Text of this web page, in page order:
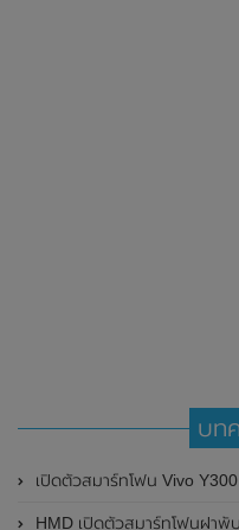
บท
เปิดตัวสมาร์ทโฟน Vivo Y300 Pro อย่างเป็นทางการแล้วในประเทศจีน ม
HMD เปิดตัวสมาร์ทโฟนฝาพับได้